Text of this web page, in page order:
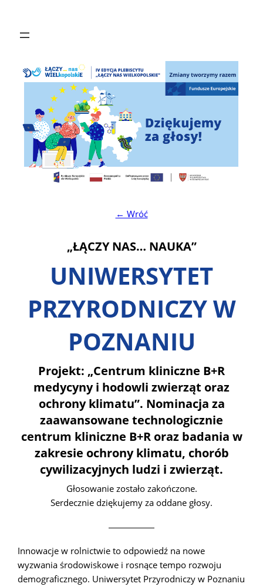
← Wróć
„ŁĄCZY NAS… NAUKA”
UNIWERSYTET
PRZYRODNICZY W
POZNANIU
Projekt: „Centrum kliniczne B+R
medycyny i hodowli zwierząt oraz
ochrony klimatu”. Nominacja za
zaawansowane technologicznie
centrum kliniczne B+R oraz badania w
zakresie ochrony klimatu, chorób
cywilizacyjnych ludzi i zwierząt.
Głosowanie zostało zakończone.
Serdecznie dziękujemy za oddane głosy.
Innowacje w rolnictwie to odpowiedź na nowe
wyzwania środowiskowe i rosnące tempo rozwoju
demograficznego. Uniwersytet Przyrodniczy w Poznaniu